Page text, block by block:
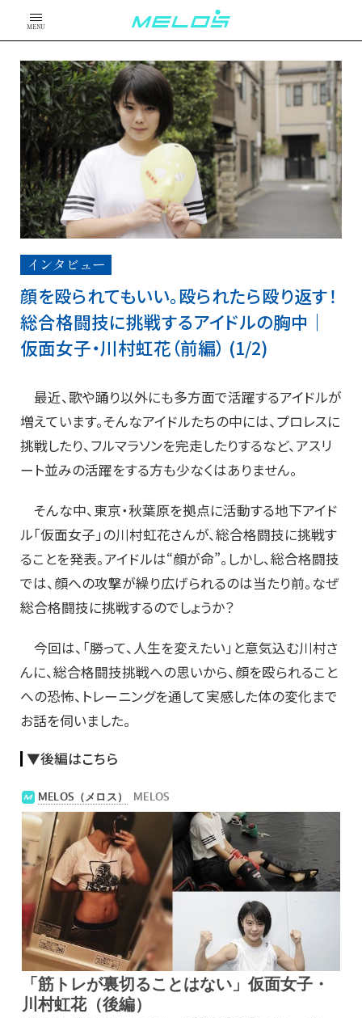
MENU
インタビュー
顔を殴られてもいい。殴られたら殴り返す！
総合格闘技に挑戦するアイドルの胸中｜
仮面女子・川村虹花（前編） (1/2)
最近、歌や踊り以外にも多方面で活躍するアイドルが
増えています。そんなアイドルたちの中には、プロレスに
挑戦したり、フルマラソンを完走したりするなど、アスリ
ート並みの活躍をする方も少なくはありません。
そんな中、東京・秋葉原を拠点に活動する地下アイド
ル「仮面女子」の川村虹花さんが、総合格闘技に挑戦す
ることを発表。アイドルは“顔が命”。しかし、総合格闘技
では、顔への攻撃が繰り広げられるのは当たり前。なぜ
総合格闘技に挑戦するのでしょうか？
今回は、「勝って、人生を変えたい」と意気込む川村さ
んに、総合格闘技挑戦への思いから、顔を殴られること
への恐怖、トレーニングを通して実感した体の変化まで
お話を伺いました。
▼後編はこちら